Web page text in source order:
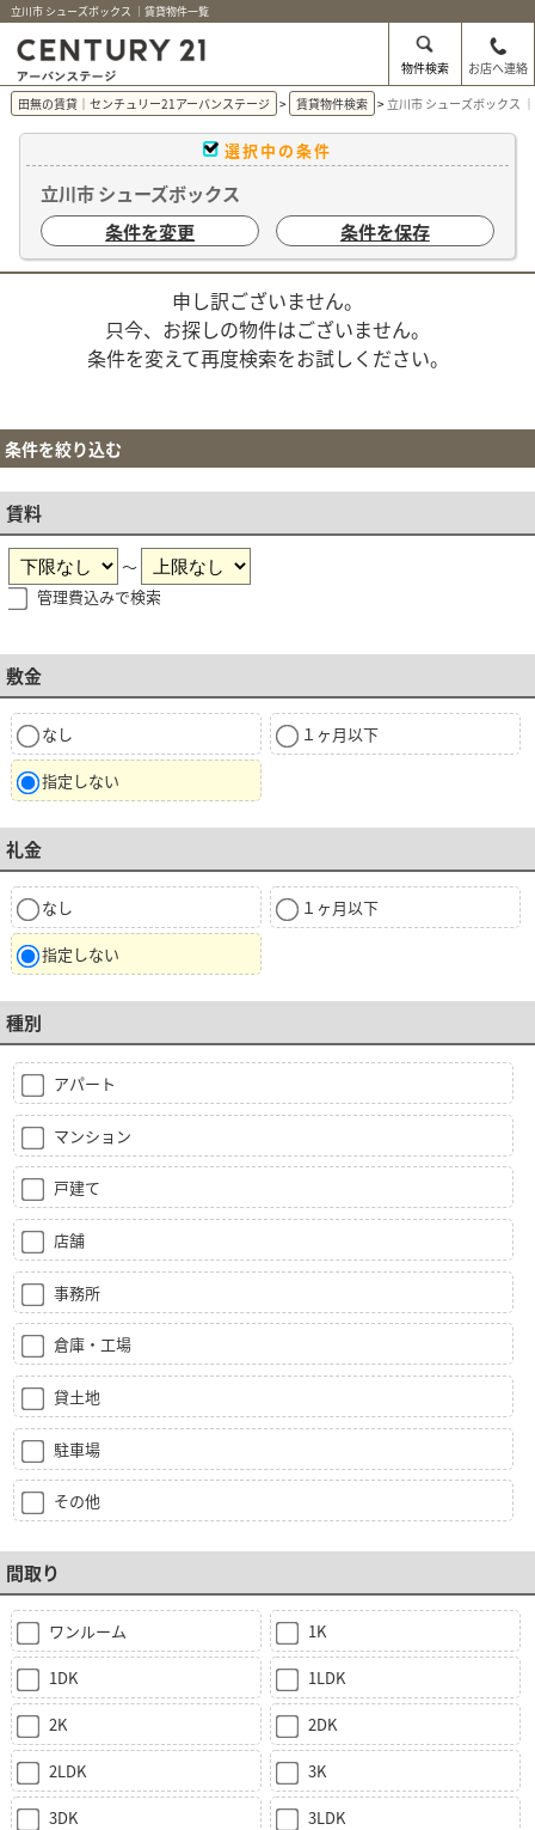
立川市 シューズボックス ｜賃貸物件一覧
物件検索
お店へ連絡
田無の賃貸｜センチュリー21アーバンステージ
賃貸物件検索 立川市 シューズボックス
選択中の条件
立川市 シューズボックス
条件を変更
条件を保存
申し訳ございません。
只今、お探しの物件はございません。
条件を変えて再度検索をお試しください。
条件を絞り込む
賃料
～
管理費込みで検索
敷金
なし １ヶ月以下
指定しない
礼金
なし １ヶ月以下
指定しない
種別
アパート
マンション
戸建て
店舗
事務所
倉庫・工場
貸土地
駐車場
その他
間取り
ワンルーム 1K
1DK 1LDK
2K 2DK
2LDK 3K
3DK 3LDK